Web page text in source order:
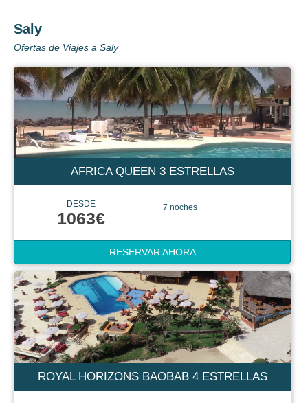
Saly
Ofertas de Viajes a Saly
AFRICA QUEEN 3 ESTRELLAS
DESDE
1063€
7 noches
RESERVAR AHORA
ROYAL HORIZONS BAOBAB 4 ESTRELLAS